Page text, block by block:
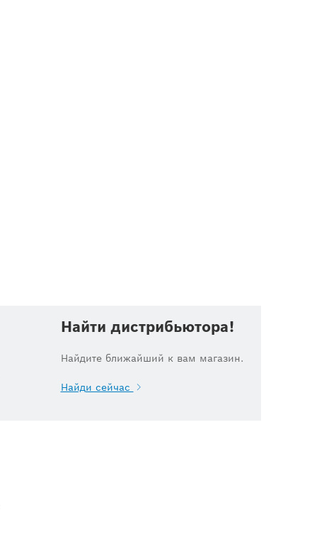
Найти дистрибьютора!
Найдите ближайший к вам магазин.
Найди сейчас